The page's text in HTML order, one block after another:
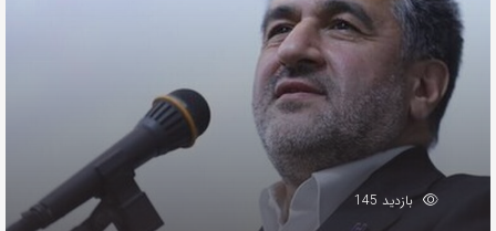
بازدید 145